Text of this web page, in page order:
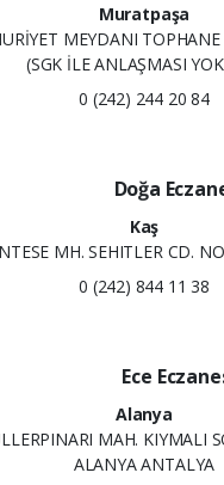
Muratpaşa
MEYDANI TOPHANE
(SGK İLE ANLAŞMASI
0 (242) 244 20 84
Doğa
Kaş
MH. SEHITLER CD.
0 (242) 844 11 38
Ece
Alanya
MAH. KIYMALI
ALANYA ANTALYA